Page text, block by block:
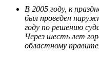
В 2005 году, к
был проведен
году по решению
Через шесть лет
областному